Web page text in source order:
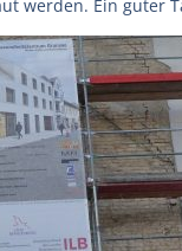
werden. Ein guter